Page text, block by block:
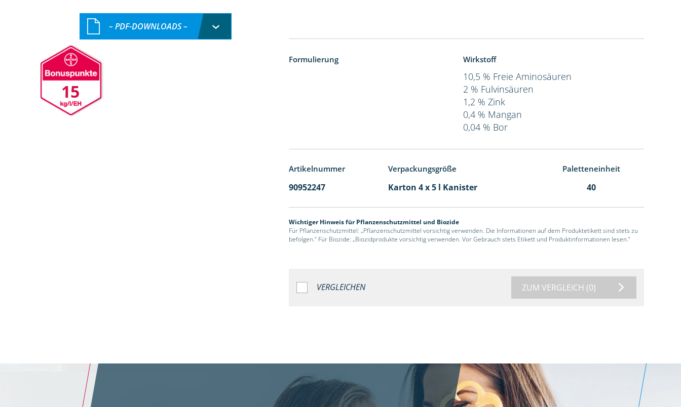
15
– PDF-DOWNLOADS –
Formulierung Wirkstoff
10,5 % Freie Aminosäuren
2 % Fulvinsäuren
1,2 % Zink
0,4 % Mangan
0,04 % Bor
Artikelnummer Verpackungsgröße Paletteneinheit
90952247 Karton 4 x 5 l Kanister 40
Wichtiger Hinweis für Pflanzenschutzmittel und Biozide
Für Pflanzenschutzmittel: „Pflanzenschutzmittel vorsichtig verwenden. Die Informationen auf dem Produktetikett sind stets zu
befolgen.“ Für Biozide: „Biozidprodukte vorsichtig verwenden. Vor Gebrauch stets Etikett und Produktinformationen lesen.“
VERGLEICHEN ZUM VERGLEICH (0)